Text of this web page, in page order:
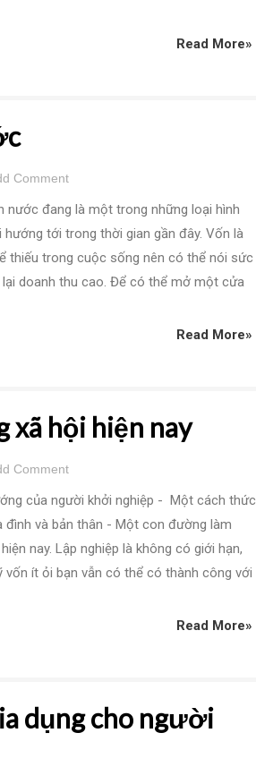
Read More»
Comment
nước đang là một trong những loại hình
tới trong thời gian gần đây. Vốn là
thiếu trong cuộc sống nên có thể nói sức
doanh thu cao. Để có thể mở một cửa
Read More»
xã hội hiện nay
Comment
của người khởi nghiệp - Một cách thức
đình và bản thân - Một con đường làm
nay. Lập nghiệp là không có giới hạn,
vốn ít ỏi bạn vẫn có thể có thành công với
Read More»
dụng cho người